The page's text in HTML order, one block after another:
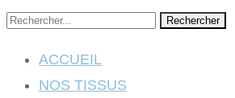
Rechercher
ACCUEIL
NOS TISSUS